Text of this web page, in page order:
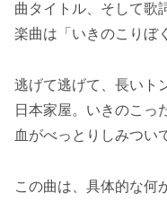
曲タイトル、そして歌
楽曲は「いきのこりぼ
逃げて逃げて、長いト
日本家屋。いきのこっ
血がべっとりしみつい
この曲は、具体的な何